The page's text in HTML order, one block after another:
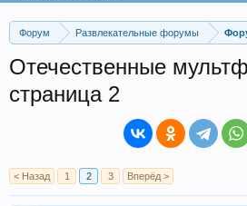
Форум Развлекательные форумы
Отечественные
страница 2
< Назад 1 2 3 Вперёд >